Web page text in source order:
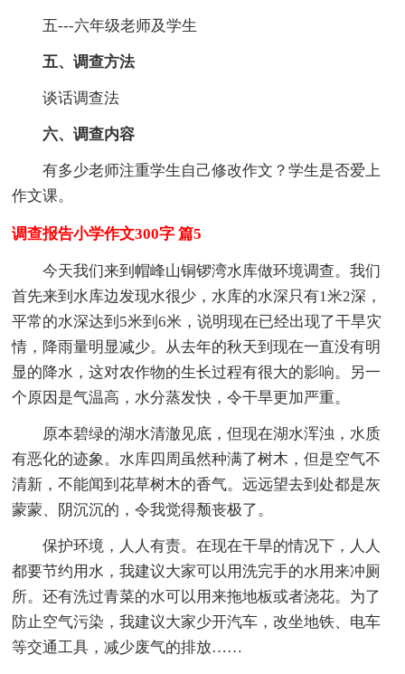
五---六年级老师及学生
五、调查方法
谈话调查法
六、调查内容
有多少老师注重学生自己修改作文？学生是否爱上
作文课。
调查报告小学作文300字 篇5
今天我们来到帽峰山铜锣湾水库做环境调查。我们
首先来到水库边发现水很少，水库的水深只有1米2深，
平常的水深达到5米到6米，说明现在已经出现了干旱灾
情，降雨量明显减少。从去年的秋天到现在一直没有明
显的降水，这对农作物的生长过程有很大的影响。另一
个原因是气温高，水分蒸发快，令干旱更加严重。
原本碧绿的湖水清澈见底，但现在湖水浑浊，水质
有恶化的迹象。水库四周虽然种满了树木，但是空气不
清新，不能闻到花草树木的香气。远远望去到处都是灰
蒙蒙、阴沉沉的，令我觉得颓丧极了。
保护环境，人人有责。在现在干旱的情况下，人人
都要节约用水，我建议大家可以用洗完手的水用来冲厕
所。还有洗过青菜的水可以用来拖地板或者浇花。为了
防止空气污染，我建议大家少开汽车，改坐地铁、电车
等交通工具，减少废气的排放……